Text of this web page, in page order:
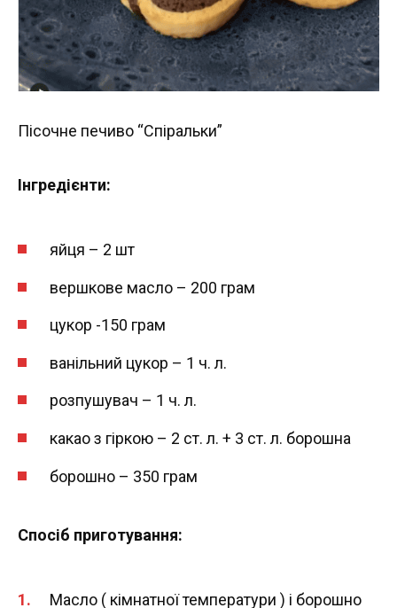
Пісочне печиво “Спіральки”
Інгредієнти:
яйця – 2 шт
вершкове масло – 200 грам
цукор -150 грам
ванільний цукор – 1 ч. л.
розпушувач – 1 ч. л.
какао з гіркою – 2 ст. л. + 3 ст. л. борошна
борошно – 350 грам
Спосіб приготування:
Масло ( кімнатної температури ) і борошно